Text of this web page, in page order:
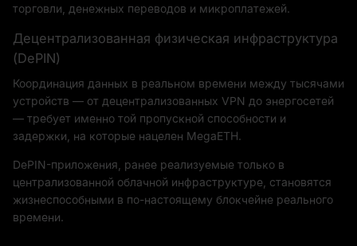
торговли, денежных переводов и микроплатежей.
Децентрализованная физическая инфраструктура
(DePIN)
Координация данных в реальном времени между тысячами
устройств — от децентрализованных VPN до энергосетей
— требует именно той пропускной способности и
задержки, на которые нацелен MegaETH.
DePIN-приложения, ранее реализуемые только в
централизованной облачной инфраструктуре, становятся
жизнеспособными в по-настоящему блокчейне реального
времени.